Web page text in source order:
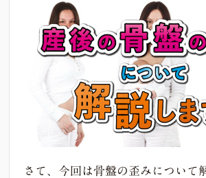
さて、今回は骨盤の歪みについて